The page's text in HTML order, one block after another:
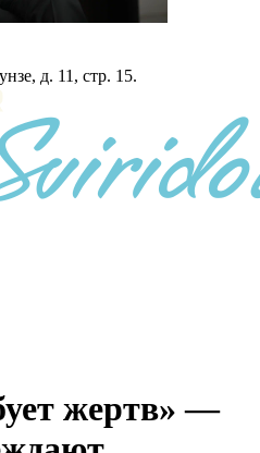
д. 11, стр. 15.
жертв» —